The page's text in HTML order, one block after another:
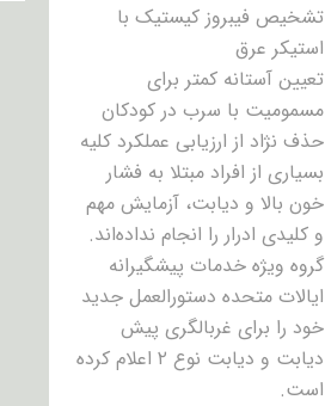
تشخیص فیبروز کیستیک با
استیکر عرق
تعیین آستانه کمتر برای
مسمومیت با سرب در کودکان
حذف نژاد از ارزیابی عملکرد کلیه
بسیاری از افراد مبتلا به فشار
خون بالا و دیابت، آزمایش مهم
و کلیدی ادرار را انجام نداده‌اند.
گروه ویژه خدمات پیشگیرانه
ایالات متحده دستورالعمل جدید
خود را برای غربالگری پیش
دیابت و دیابت نوع ۲ اعلام کرده
است.